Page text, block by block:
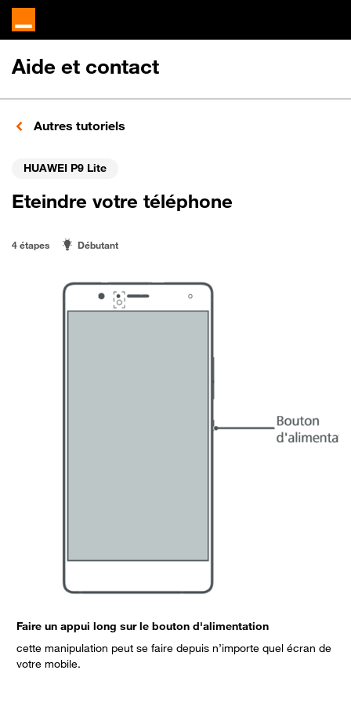
Aide et contact
Autres tutoriels
HUAWEI P9 Lite
Eteindre votre téléphone
4 étapes Débutant
Faire un appui long sur le bouton d'alimentation
cette manipulation peut se faire depuis n’importe quel écran de
votre mobile.